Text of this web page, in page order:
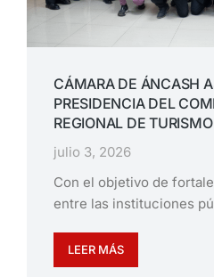
CÁMARA DE ÁNCASH
PRESIDENCIA DEL
REGIONAL DE TURISMO
julio 3, 2026
Con el objetivo de
entre las instituciones
LEER MÁS